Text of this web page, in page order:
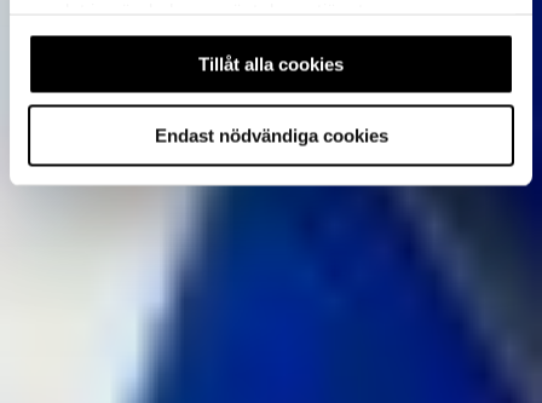
Tillåt alla cookies
Endast nödvändiga cookies